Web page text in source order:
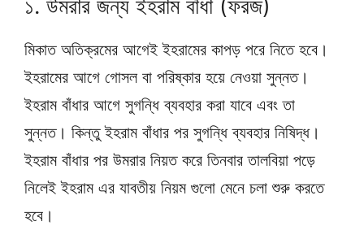
১. উমরার জন্য ইহরাম বাঁধা (ফরজ)
মিকাত অতিক্রমের আগেই ইহরামের কাপড় পরে নিতে হবে।
ইহরামের আগে গোসল বা পরিষ্কার হয়ে নেওয়া সুন্নত।
ইহরাম বাঁধার আগে সুগন্ধি ব্যবহার করা যাবে এবং তা
সুন্নত। কিন্তু ইহরাম বাঁধার পর সুগন্ধি ব্যবহার নিষিদ্ধ।
ইহরাম বাঁধার পর উমরার নিয়ত করে তিনবার তালবিয়া পড়ে
নিলেই ইহরাম এর যাবতীয় নিয়ম গুলো মেনে চলা শুরু করতে
হবে।